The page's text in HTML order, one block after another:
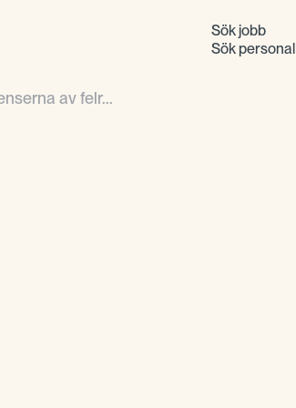
Sök jobb
Sök personal
av felr...